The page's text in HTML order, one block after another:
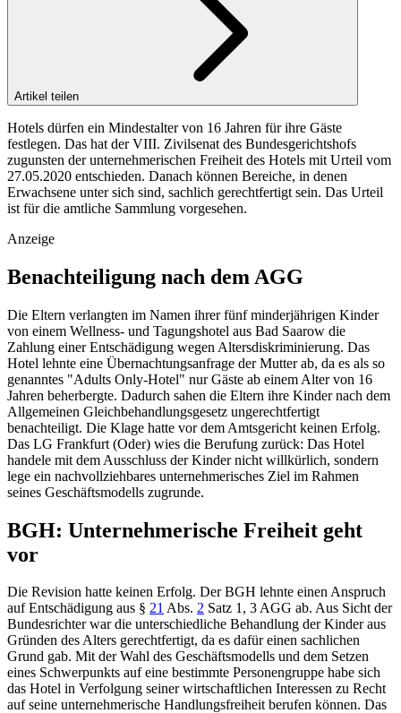
Artikel teilen
Hotels dürfen ein Mindestalter von 16 Jahren für ihre Gäste
festlegen. Das hat der VIII. Zivilsenat des Bundesgerichtshofs
zugunsten der unternehmerischen Freiheit des Hotels mit Urteil vom
27.05.2020 entschieden. Danach können Bereiche, in denen
Erwachsene unter sich sind, sachlich gerechtfertigt sein. Das Urteil
ist für die amtliche Sammlung vorgesehen.
Anzeige
Benachteiligung nach dem AGG
Die Eltern verlangten im Namen ihrer fünf minderjährigen Kinder
von einem Wellness- und Tagungshotel aus Bad Saarow die
Zahlung einer Entschädigung wegen Altersdiskriminierung. Das
Hotel lehnte eine Übernachtungsanfrage der Mutter ab, da es als so
genanntes "Adults Only-Hotel" nur Gäste ab einem Alter von 16
Jahren beherbergte. Dadurch sahen die Eltern ihre Kinder nach dem
Allgemeinen Gleichbehandlungsgesetz ungerechtfertigt
benachteiligt. Die Klage hatte vor dem Amtsgericht keinen Erfolg.
Das LG Frankfurt (Oder) wies die Berufung zurück: Das Hotel
handele mit dem Ausschluss der Kinder nicht willkürlich, sondern
lege ein nachvollziehbares unternehmerisches Ziel im Rahmen
seines Geschäftsmodells zugrunde.
BGH: Unternehmerische Freiheit geht
vor
Die Revision hatte keinen Erfolg. DerBGH lehnte einen Anspruch
auf Entschädigung aus § 21 Abs. 2 Satz 1, 3 AGG ab. Aus Sicht der
Bundesrichter war die unterschiedliche Behandlung der Kinder aus
Gründen des Alters gerechtfertigt, da es dafür einen sachlichen
Grund gab. Mit der Wahl des Geschäftsmodells und dem Setzen
eines Schwerpunkts auf eine bestimmte Personengruppe habe sich
das Hotel in Verfolgung seiner wirtschaftlichen Interessen zu Recht
auf seine unternehmerische Handlungsfreiheit berufen können. Das